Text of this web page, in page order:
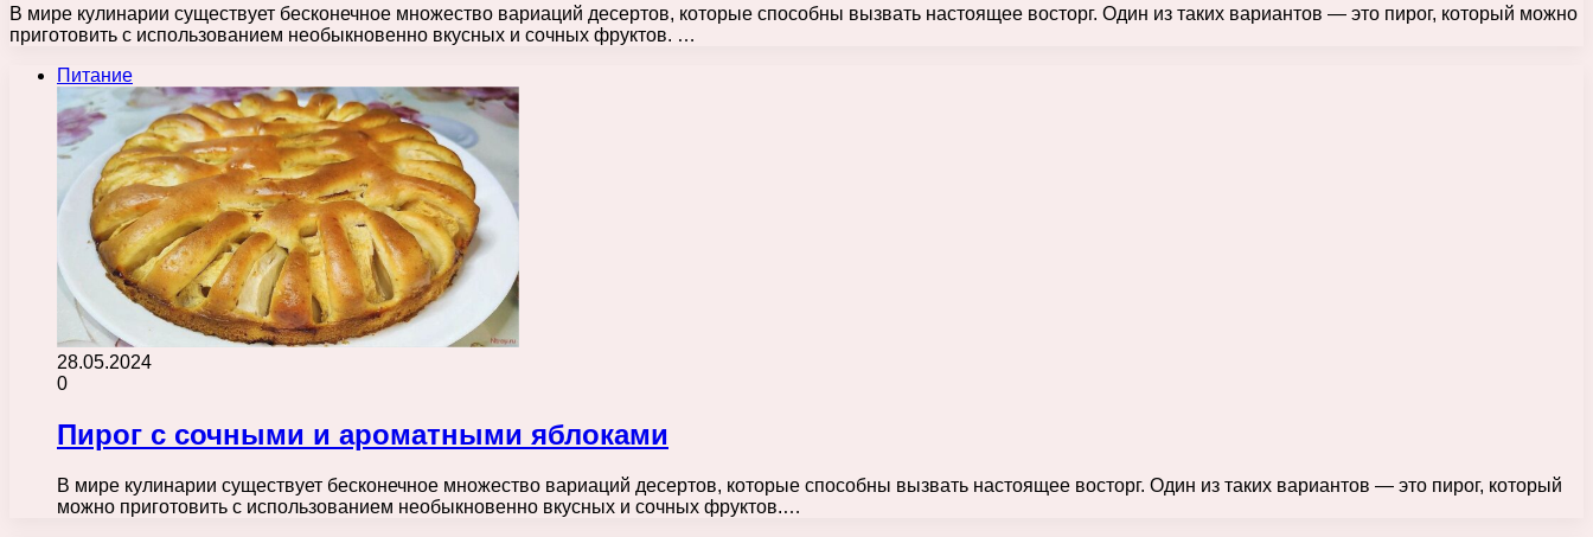
В мире кулинарии существует бесконечное множество вариаций десертов, которые способны вызвать настоящее восторг. Один из таких вариантов — это пирог, который можно
приготовить с использованием необыкновенно вкусных и сочных фруктов. …
Питание
28.05.2024
0
Пирог с сочными и ароматными яблоками
В мире кулинарии существует бесконечное множество вариаций десертов, которые способны вызвать настоящее восторг. Один из таких вариантов — это пирог, который
можно приготовить с использованием необыкновенно вкусных и сочных фруктов.…